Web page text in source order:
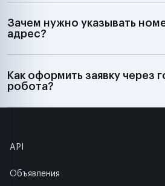
Зачем нужно указывать
адрес?
Как оформить заявку через
робота?
API
Объявления